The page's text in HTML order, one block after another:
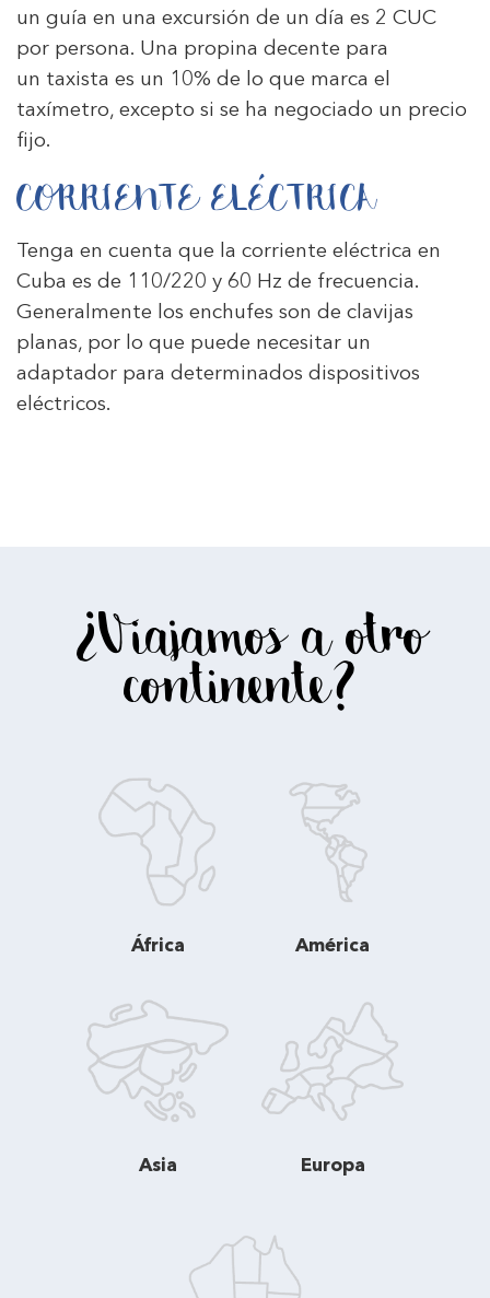
un guía en una excursión de un día es 2 CUC
por persona. Una propina decente para
un taxista es un 10% de lo que marca el
taxímetro, excepto si se ha negociado un precio
fijo.
CORRIENTE ELÉCTRICA
Tenga en cuenta que la corriente eléctrica en
Cuba es de 110/220 y 60 Hz de frecuencia.
Generalmente los enchufes son de clavijas
planas, por lo que puede necesitar un
adaptador para determinados dispositivos
eléctricos.
¿Viajamos a otro
continente?
África América
Asia Europa